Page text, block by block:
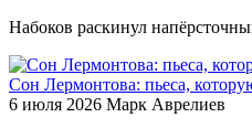
Набоков раскинул
Сон Лермонтова: пьеса,
6 июля 2026 Марк Аврелиев